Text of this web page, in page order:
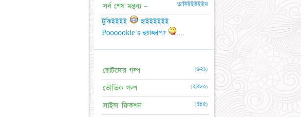
সর্ব শেষ মন্তব্য - তানিইইইইইম
টুকিইইইই
হাইইইইইই
Poooookie's হুয়াজ্জাপ?
....
ছোটদের গল্প (৯২১)
ভৌতিক গল্প (২৬৮০)
সাইন্স ফিকশন (৫৪৫)